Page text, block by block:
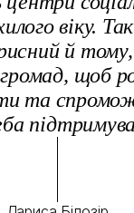
віку.
й
щоб
та